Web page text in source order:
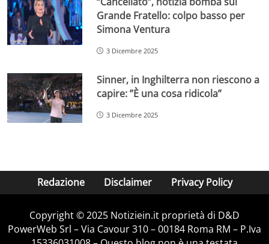
Grande Fratello: colpo basso per
Simona Ventura
3 Dicembre 2025
Sinner, in Inghilterra non riescono a
capire: ”È una cosa ridicola”
3 Dicembre 2025
Redazione Disclaimer Privacy Policy
Copyright © 2025 Notiziein.it proprietà di D&D
PowerWeb Srl – Via Cavour 310 – 00184 Roma RM – P.Iva